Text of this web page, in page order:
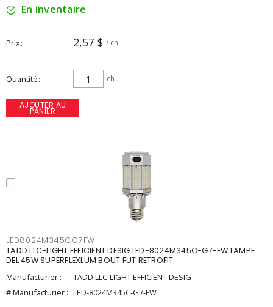
En inventaire
Prix 2,57 $ / ch
Quantité ch
AJOUTER AU
PANIER
LED8024M345CG7FW
TADD LLC-LIGHT EFFICIENT DESIG LED-8024M345C-G7-FW LAMPE
DEL 45W SUPERFLEXLUM BOUT FUT RETROFIT
Manufacturier :
TADD LLC-LIGHT EFFICIENT DESIG
# Manufacturier : LED-8024M345C-G7-FW